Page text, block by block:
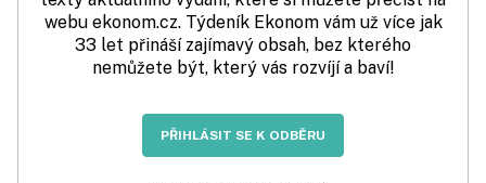
webu ekonom.cz. Týdeník Ekonom vám už více jak
33 let přináší zajímavý obsah, bez kterého
nemůžete být, který vás rozvíjí a baví!
PŘIHLÁSIT SE K ODBĚRU